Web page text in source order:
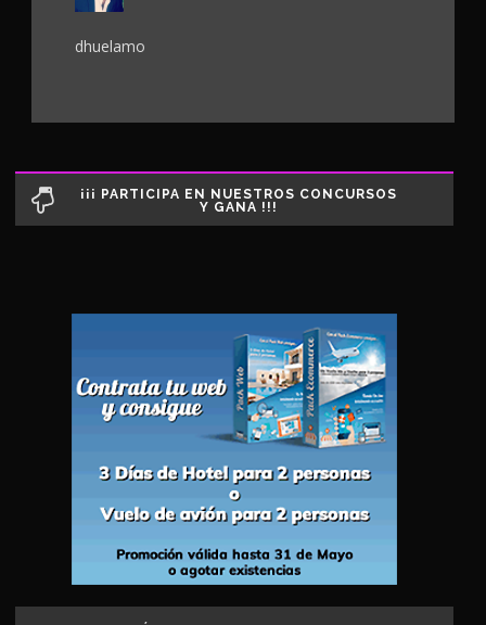
dhuelamo
¡¡¡ PARTICIPA EN NUESTROS CONCURSOS
Y GANA !!!